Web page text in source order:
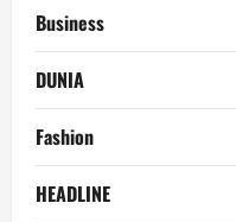
Business
DUNIA
Fashion
HEADLINE